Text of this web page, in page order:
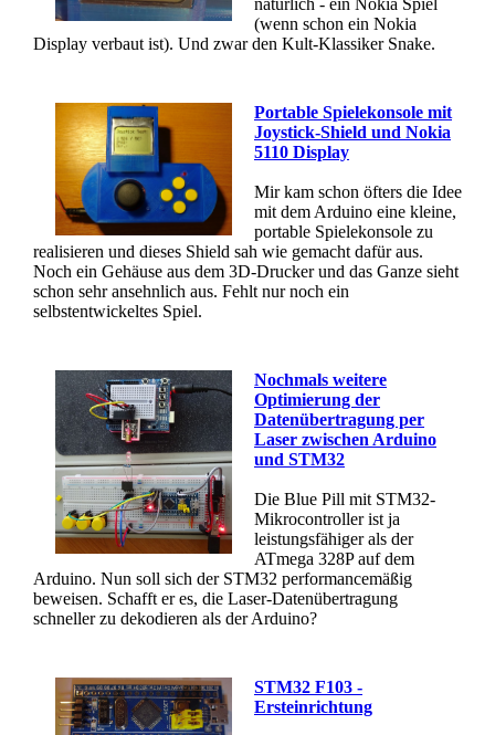
(wenn schon ein Nokia
Display verbaut ist). Und zwar den Kult-Klassiker Snake.
Portable Spielekonsole mit
Joystick-Shield und Nokia
5110 Display
Mir kam schon öfters die Idee
mit dem Arduino eine kleine,
portable Spielekonsole zu
realisieren und dieses Shield sah wie gemacht dafür aus.
Noch ein Gehäuse aus dem 3D-Drucker und das Ganze sieht
schon sehr ansehnlich aus. Fehlt nur noch ein
selbstentwickeltes Spiel.
Nochmals weitere
Optimierung der
Datenübertragung per
Laser zwischen Arduino
und STM32
Die Blue Pill mit STM32-
Mikrocontroller ist ja
leistungsfähiger als der
ATmega 328P auf dem
Arduino. Nun soll sich der STM32 performancemäßig
beweisen. Schafft er es, die Laser-Datenübertragung
schneller zu dekodieren als der Arduino?
STM32 F103 -
Ersteinrichtung